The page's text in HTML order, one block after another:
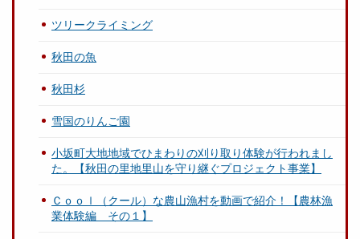
ツリークライミング
秋田の魚
秋田杉
雪国のりんご園
小坂町大地地域でひまわりの刈り取り体験が行われまし
た。【秋田の里地里山を守り継ぐプロジェクト事業】
Ｃｏｏｌ（クール）な農山漁村を動画で紹介！【農林漁
業体験編 その１】